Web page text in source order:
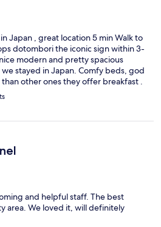
Japan , great location 5 min Walk to
dotombori the iconic sign within 3-
modern and pretty spacious
stayed in Japan. Comfy beds, god
other ones they offer breakfast .
and helpful staff. The best
area. We loved it, will definitely